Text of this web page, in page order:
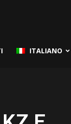
ITALIANO